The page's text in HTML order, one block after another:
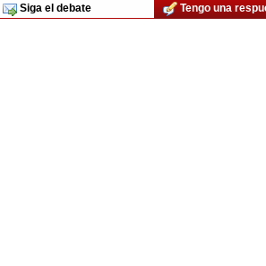
Siga el debate Tengo una